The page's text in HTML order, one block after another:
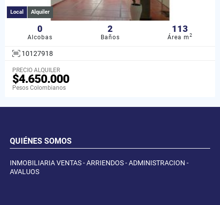
Local Alquiler
0
Alcobas
2
Baños
113
Área m2
10127918
PRECIO ALQUILER
$4.650.000
Pesos Colombianos
QUIÉNES SOMOS
INMOBILIARIA VENTAS - ARRIENDOS - ADMINISTRACION -
AVALUOS